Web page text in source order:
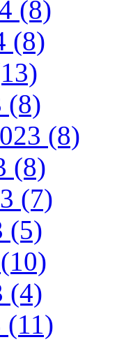
(8)
(8)
(8)
(8)
(8)
(7)
(5)
(4)
(11)